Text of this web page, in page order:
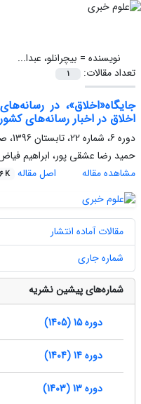
نویسنده = بیچرانلو، عبدا...
تعداد مقالات:
1
جایگاه«اخلاق»، در
اخلاق در اخبار رسانه‌های
دوره 6، شماره 22، تابستان 1396، صفحه
حمید رضا عشقی پور، ابراهیم
مشاهده مقاله
اصل مقاله K
مقالات آماده انتشار
شماره جاری
شماره‌های پیشین نشریه
دوره 15 (1405)
دوره 14 (1404)
دوره 13 (1403)